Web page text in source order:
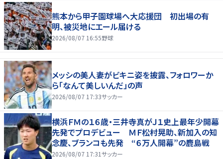
熊本から甲子園球場へ大応援団 初出場の有
明、被災地にエール届ける
2026/08/07 16:55野球
メッシの美人妻がビキニ姿を披露、フォロワーか
ら「なんて美しいんだ」の声
2026/08/07 17:33サッカー
横浜ＦＭの１６歳・三井寺真がＪ１史上最年少開幕
先発でプロデビュー ＭＦ松村晃助、新加入の知
念慶、ブランコも先発 “６万人開幕”の鹿島戦
2026/08/07 17:31サッカー